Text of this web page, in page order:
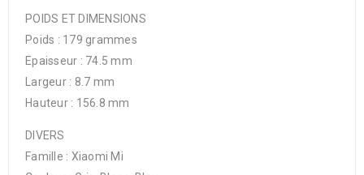
POIDS ET DIMENSIONS
Poids : 179 grammes
Epaisseur : 74.5 mm
Largeur : 8.7 mm
Hauteur : 156.8 mm
DIVERS
Famille : Xiaomi Mi